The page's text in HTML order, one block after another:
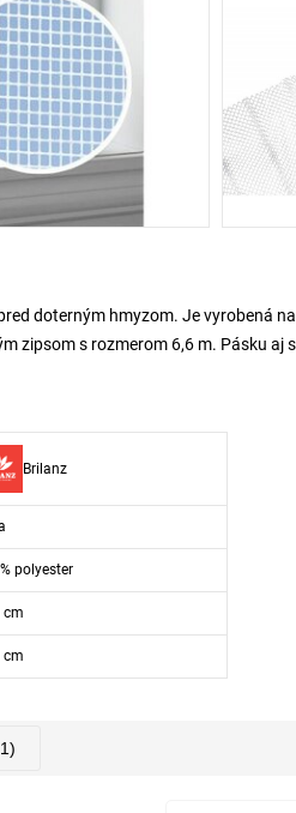
doterným hmyzom. Je vyrobená
zipsom s rozmerom 6,6 m. Pásku
Brilanz
polyester
cm
cm